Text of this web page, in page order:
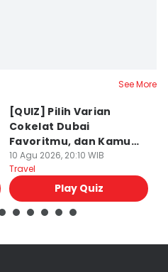
See More
[QUIZ] Pilih Varian
Cokelat Dubai
Favoritmu, dan Kamu
akan Liburan ke Sini!
10 Agu 2026, 20:10 WIB
Travel
Play Quiz